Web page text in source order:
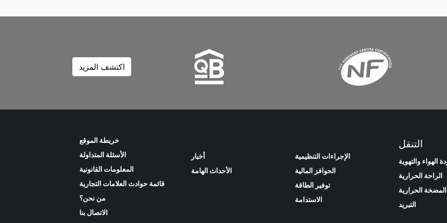
اكتشف المزيد
التنقل
الهواء والتهوية
الراحة الحرارية
المضخة الحرارية
التبريد
الإجراءات التنظيمية
الحوافز المالية
توفير الطاقة
الاستدامة
أخبار
الأحداث الهامة
خريطة الموقع
الأسئلة المتداولة
المعلومات القانونية
قائمة حوادث العلامات التجارية
من نحن؟
الاتصال بنا